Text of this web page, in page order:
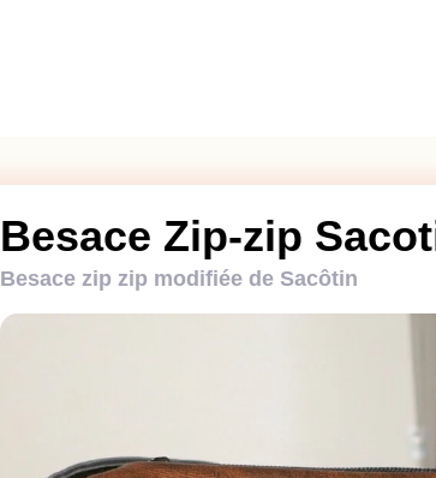
Besace Zip-zip
Besace zip zip modifiée de Sacôtin